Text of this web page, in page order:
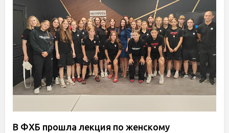
В ФХБ прошла лекция по женскому